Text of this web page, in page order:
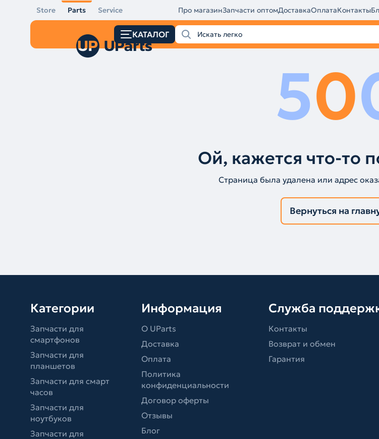
Store Parts Service Про магазинЗапчасти оптомДоставкаОплатаКонтакты
КАТАЛОГ
50
Ой, кажется что-то
Страница была удалена или адрес
Вернуться на
Категории
Запчасти для
смартфонов
Запчасти для
планшетов
Запчасти для смарт
часов
Запчасти для
ноутбуков
Запчасти для
Информация
О UParts
Доставка
Оплата
Политика
конфиденциальности
Договор оферты
Отзывы
Блог
Служба
Контакты
Возврат и обмен
Гарантия